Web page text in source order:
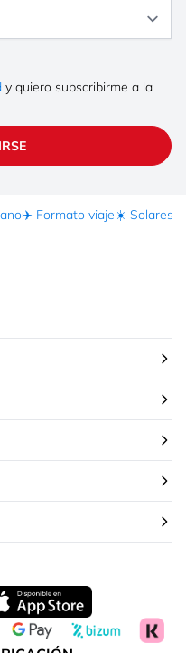
y quiero subscribirme a la
✈️ Formato viaje☀️ Solares